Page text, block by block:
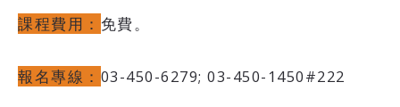
課程費用： 免費。
報名專線： 03-450-6279; 03-450-1450#222